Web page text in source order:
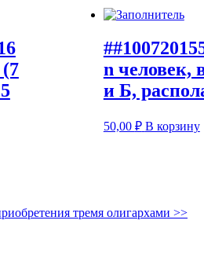
n человек,
и Б,
50,00 ₽ В корзину
тремя олигархами >>